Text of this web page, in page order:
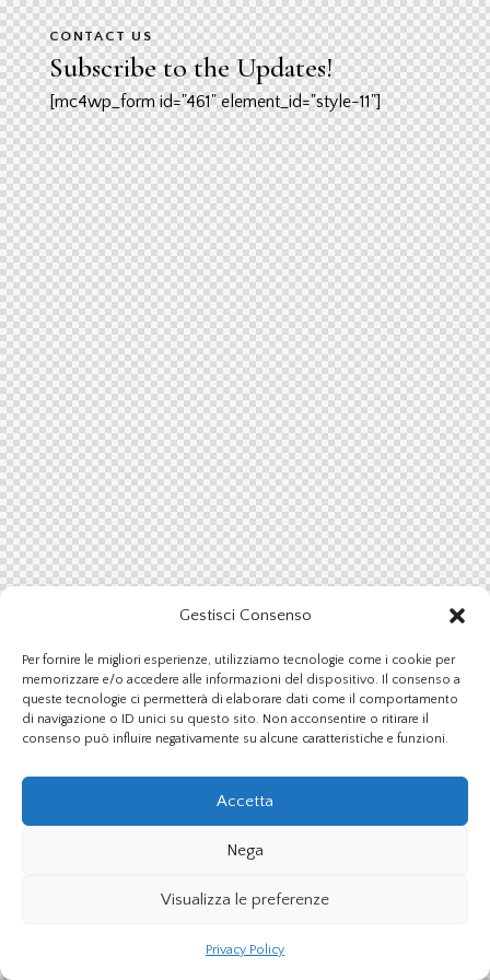
Gestisci Consenso
Per fornire le migliori esperienze, utilizziamo tecnologie come i cookie per
memorizzare e/o accedere alle informazioni del dispositivo. Il consenso a
queste tecnologie ci permetterà di elaborare dati come il comportamento
di navigazione o ID unici su questo sito. Non acconsentire o ritirare il
consenso può influire negativamente su alcune caratteristiche e funzioni.
Accetta
Nega
Visualizza le preferenze
Privacy Policy
CONTACT US
Subscribe to the Updates!
[mc4wp_form id="461" element_id="style-11"]